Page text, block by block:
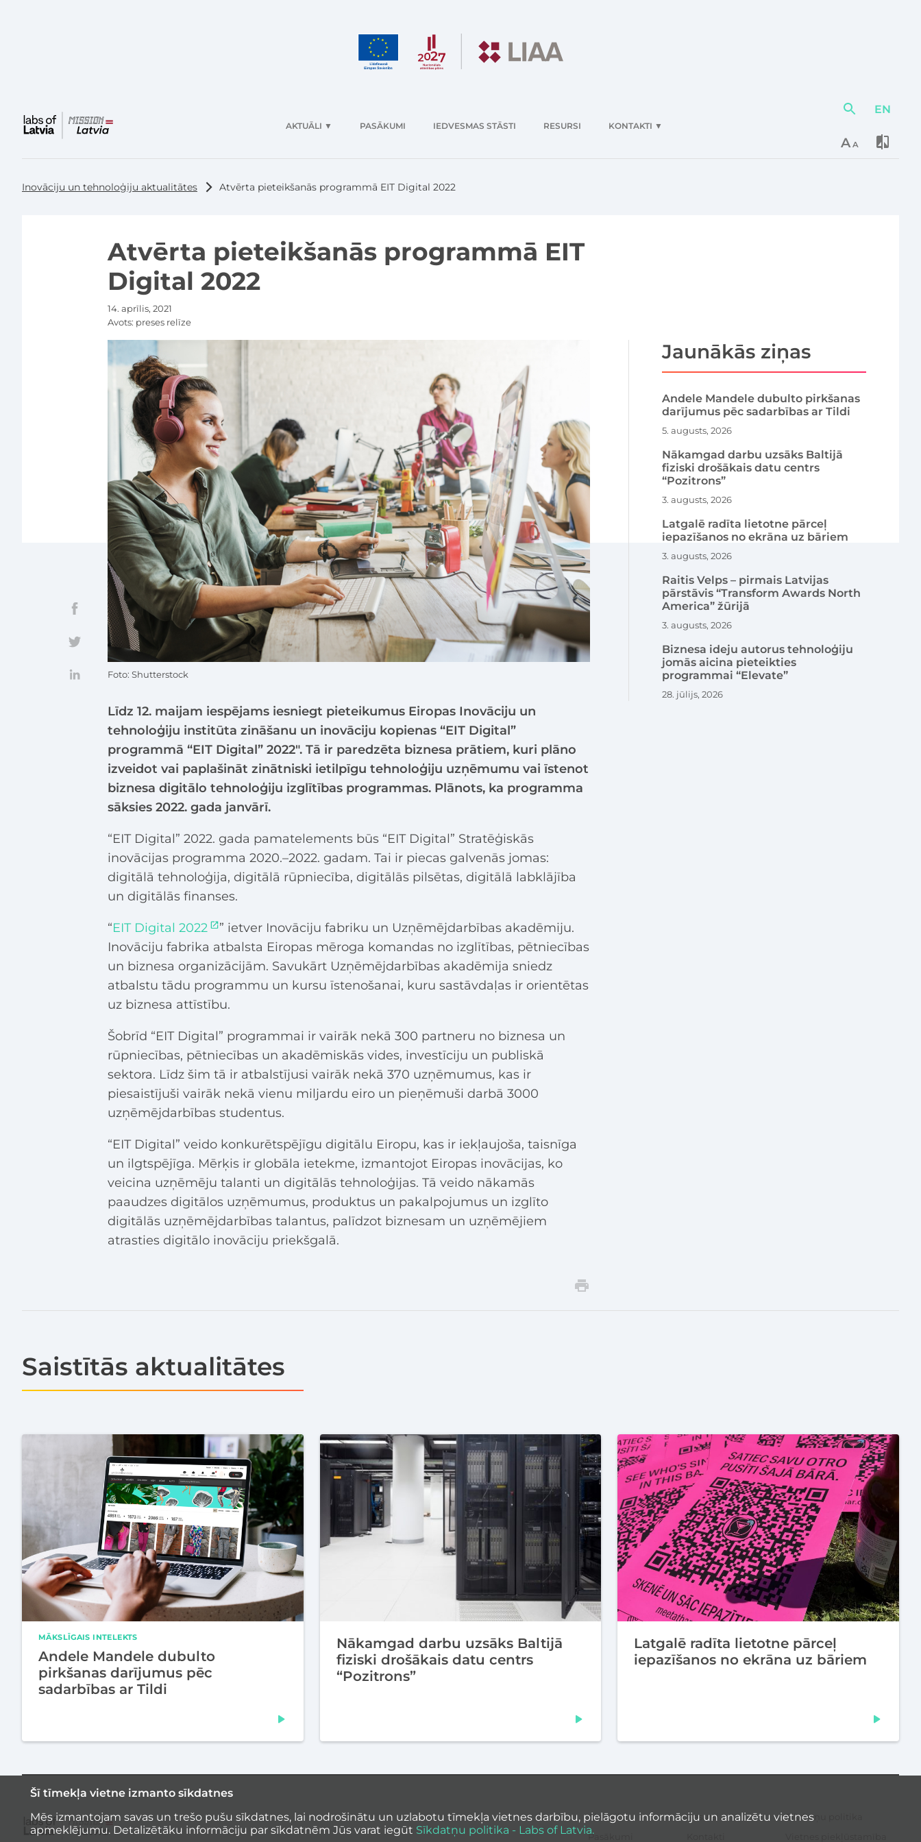
AKTUĀLI ▼ PASĀKUMI IEDVESMAS STĀSTI RESURSI KONTAKTI ▼
DarbībasEN
AA
Inovāciju un tehnoloģiju aktualitātes Atvērta pieteikšanās programmā EIT Digital 2022
Atvērta pieteikšanās programmā EIT
Digital 2022
14. aprīlis, 2021
Avots: preses relīze
Līdz 12. maijam iespējams iesniegt pieteikumus Eiropas Inovāciju un
tehnoloģiju institūta zināšanu un inovāciju kopienas “EIT Digital”
programmā “EIT Digital” 2022″. Tā ir paredzēta biznesa prātiem, kuri plāno
izveidot vai paplašināt zinātniski ietilpīgu tehnoloģiju uzņēmumu vai īstenot
biznesa digitālo tehnoloģiju izglītības programmas. Plānots, ka programma
sāksies 2022. gada janvārī.
“EIT Digital” 2022. gada pamatelements būs “EIT Digital” Stratēģiskās
inovācijas programma 2020.–2022. gadam. Tai ir piecas galvenās jomas:
digitālā tehnoloģija, digitālā rūpniecība, digitālās pilsētas, digitālā labklājība
un digitālās finanses.
“EIT Digital 2022
” ietver Inovāciju fabriku un Uzņēmējdarbības akadēmiju.
Inovāciju fabrika atbalsta Eiropas mēroga komandas no izglītības, pētniecības
un biznesa organizācijām. Savukārt Uzņēmējdarbības akadēmija sniedz
atbalstu tādu programmu un kursu īstenošanai, kuru sastāvdaļas ir orientētas
uz biznesa attīstību.
Šobrīd “EIT Digital” programmai ir vairāk nekā 300 partneru no biznesa un
rūpniecības, pētniecības un akadēmiskās vides, investīciju un publiskā
sektora. Līdz šim tā ir atbalstījusi vairāk nekā 370 uzņēmumus, kas ir
piesaistījuši vairāk nekā vienu miljardu eiro un pieņēmuši darbā 3000
uzņēmējdarbības studentus.
“EIT Digital” veido konkurētspējīgu digitālu Eiropu, kas ir iekļaujoša, taisnīga
un ilgtspējīga. Mērķis ir globāla ietekme, izmantojot Eiropas inovācijas, ko
veicina uzņēmēju talanti un digitālās tehnoloģijas. Tā veido nākamās
paaudzes digitālos uzņēmumus, produktus un pakalpojumus un izglīto
digitālās uzņēmējdarbības talantus, palīdzot biznesam un uzņēmējiem
atrasties digitālo inovāciju priekšgalā.
Jaunākās ziņas
Andele Mandele dubulto pirkšanas
darījumus pēc sadarbības ar Tildi
5. augusts, 2026
Nākamgad darbu uzsāks Baltijā
fiziski drošākais datu centrs
“Pozitrons”
3. augusts, 2026
Latgalē radīta lietotne pārceļ
iepazīšanos no ekrāna uz bāriem
3. augusts, 2026
Raitis Velps – pirmais Latvijas
pārstāvis “Transform Awards North
America” žūrijā
3. augusts, 2026
Biznesa ideju autorus tehnoloģiju
jomās aicina pieteikties
programmai “Elevate”
28. jūlijs, 2026
Foto: Shutterstock
Saistītās aktualitātes
MĀKSLĪGAIS INTELEKTS
Andele Mandele dubulto
pirkšanas darījumus pēc
sadarbības ar Tildi
Nākamgad darbu uzsāks Baltijā
fiziski drošākais datu centrs
“Pozitrons”
Latgalē radīta lietotne pārceļ
iepazīšanos no ekrāna uz bāriem
Šī tīmekļa vietne izmanto sīkdatnes
Mēs izmantojam savas un trešo pušu sīkdatnes, lai nodrošinātu un uzlabotu tīmekļa vietnes darbību, pielāgotu informāciju un analizētu vietnes
apmeklējumu. Detalizētāku informāciju par sīkdatnēm Jūs varat iegūt Sīkdatņu politika - Labs of Latvia.
Aktuāli
Pasākumi
Resursi
Sīkdatņu politika